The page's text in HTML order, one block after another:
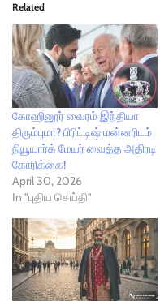
Related
கோஹினூர் வைரம் இந்தியா
திரும்புமா? பிரிட்டிஷ் மன்னரிடம்
நியூயார்க் மேயர் வைத்த அதிரடி
கோரிக்கை!
April 30, 2026
In "புதிய செய்தி"